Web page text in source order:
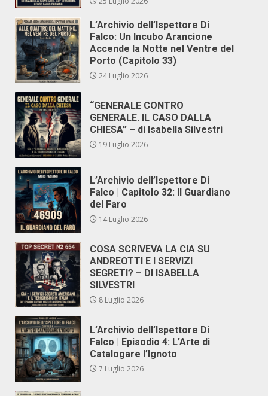
L’Archivio dell’Ispettore Di
Falco: Un Incubo Arancione
Accende la Notte nel Ventre del
Porto (Capitolo 33)
24 Luglio 2026
“GENERALE CONTRO
GENERALE. IL CASO DALLA
CHIESA” – di Isabella Silvestri
19 Luglio 2026
L’Archivio dell’Ispettore Di
Falco | Capitolo 32: Il Guardiano
del Faro
14 Luglio 2026
COSA SCRIVEVA LA CIA SU
ANDREOTTI E I SERVIZI
SEGRETI? – DI ISABELLA
SILVESTRI
8 Luglio 2026
L’Archivio dell’Ispettore Di
Falco | Episodio 4: L’Arte di
Catalogare l’Ignoto
7 Luglio 2026